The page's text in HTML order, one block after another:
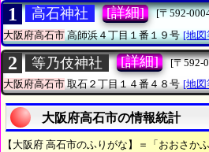
1 高石神社 [詳細]
[〒592-
大阪府高石市高師浜４丁目１番１９号 [地図
2 等乃伎神社 [詳細]
[〒592-
大阪府高石市取石２丁目１４番４８号 [地図
大阪府高石市の情報統計
【大阪府 高石市のふりがな】＝「おおさか